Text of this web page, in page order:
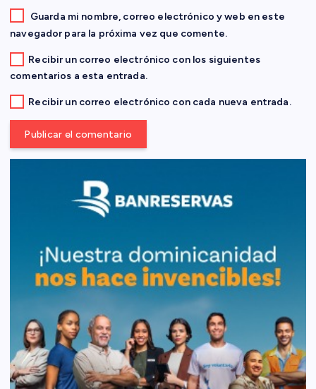
a
d
a
s
Guarda mi nombre, correo electrónico y web en este
navegador para la próxima vez que comente.
Recibir un correo electrónico con los siguientes
comentarios a esta entrada.
Recibir un correo electrónico con cada nueva entrada.